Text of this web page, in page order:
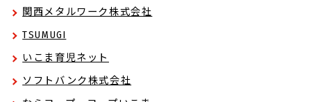
関西メタルワーク株式会社
TSUMUGI
いこま育児ネット
ソフトバンク株式会社